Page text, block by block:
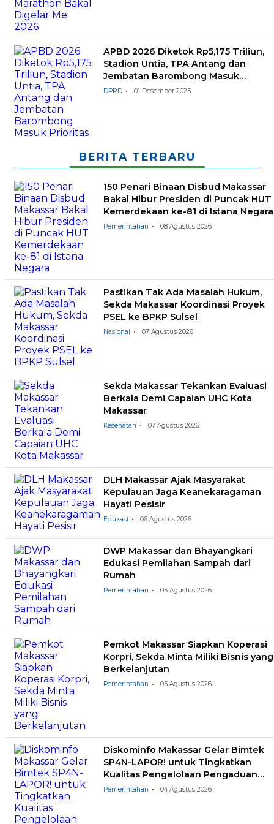
APBD 2026 Diketok Rp5,175 Triliun,
Stadion Untia, TPA Antang dan
Jembatan Barombong Masuk
Prioritas
DPRD 01 Desember 2025
BERITA TERBARU
150 Penari Binaan Disbud Makassar
Bakal Hibur Presiden di Puncak HUT
Kemerdekaan ke-81 di Istana Negara
Pemerintahan 08 Agustus 2026
Pastikan Tak Ada Masalah Hukum,
Sekda Makassar Koordinasi Proyek
PSEL ke BPKP Sulsel
Nasional 07 Agustus 2026
Sekda Makassar Tekankan Evaluasi
Berkala Demi Capaian UHC Kota
Makassar
Kesehatan 07 Agustus 2026
DLH Makassar Ajak Masyarakat
Kepulauan Jaga Keanekaragaman
Hayati Pesisir
Edukasi 06 Agustus 2026
DWP Makassar dan Bhayangkari
Edukasi Pemilahan Sampah dari
Rumah
Pemerintahan 05 Agustus 2026
Pemkot Makassar Siapkan Koperasi
Korpri, Sekda Minta Miliki Bisnis yang
Berkelanjutan
Pemerintahan 05 Agustus 2026
Diskominfo Makassar Gelar Bimtek
SP4N-LAPOR! untuk Tingkatkan
Kualitas Pengelolaan Pengaduan
Masyarakat
Pemerintahan 04 Agustus 2026